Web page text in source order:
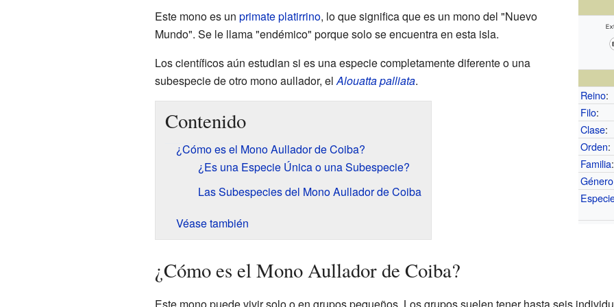
Reino:
Filo:
Clase:
Orden:
Familia:
Género
Este mono es un primateplatirrino, lo que significa que es un mono del "Nuevo
Mundo". Se le llama "endémico" porque solo se encuentra en esta isla.
Los científicos aún estudian si es una especie completamente diferente o una
subespecie de otro mono aullador, elAlouatta palliata.
Contenido
¿Cómo es el Mono Aullador de Coiba?
¿Es una Especie Única o una Subespecie?
Las Subespecies del Mono Aullador de Coiba
Véase también
¿Cómo es el Mono Aullador de Coiba?